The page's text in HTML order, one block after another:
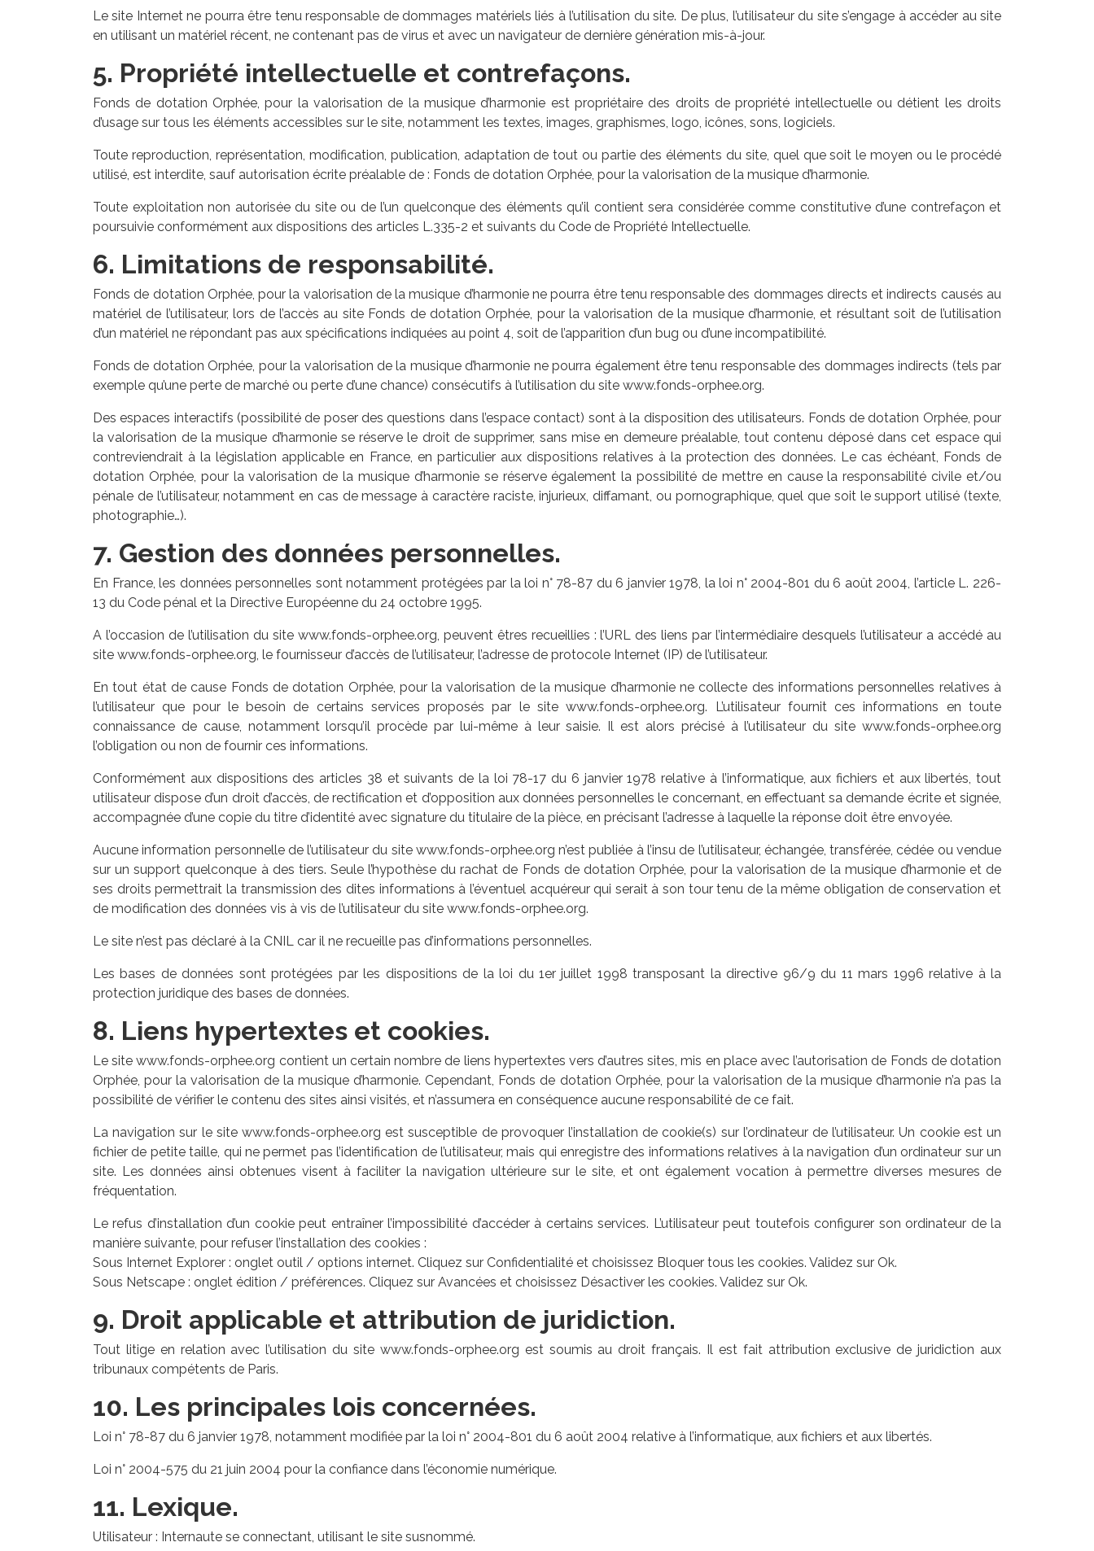
Le site Internet ne pourra être tenu responsable de dommages matériels liés à l’utilisation du site. De plus, l’utilisateur du site s’engage à accéder au site
en utilisant un matériel récent, ne contenant pas de virus et avec un navigateur de dernière génération mis-à-jour.
5. Propriété intellectuelle et contrefaçons.
Fonds de dotation Orphée, pour la valorisation de la musique d’harmonie est propriétaire des droits de propriété intellectuelle ou détient les droits
d’usage sur tous les éléments accessibles sur le site, notamment les textes, images, graphismes, logo, icônes, sons, logiciels.
Toute reproduction, représentation, modification, publication, adaptation de tout ou partie des éléments du site, quel que soit le moyen ou le procédé
utilisé, est interdite, sauf autorisation écrite préalable de : Fonds de dotation Orphée, pour la valorisation de la musique d’harmonie.
Toute exploitation non autorisée du site ou de l’un quelconque des éléments qu’il contient sera considérée comme constitutive d’une contrefaçon et
poursuivie conformément aux dispositions des articles L.335-2 et suivants du Code de Propriété Intellectuelle.
6. Limitations de responsabilité.
Fonds de dotation Orphée, pour la valorisation de la musique d’harmonie ne pourra être tenu responsable des dommages directs et indirects causés au
matériel de l’utilisateur, lors de l’accès au site Fonds de dotation Orphée, pour la valorisation de la musique d’harmonie, et résultant soit de l’utilisation
d’un matériel ne répondant pas aux spécifications indiquées au point 4, soit de l’apparition d’un bug ou d’une incompatibilité.
Fonds de dotation Orphée, pour la valorisation de la musique d’harmonie ne pourra également être tenu responsable des dommages indirects (tels par
exemple qu’une perte de marché ou perte d’une chance) consécutifs à l’utilisation du site www.fonds-orphee.org.
Des espaces interactifs (possibilité de poser des questions dans l’espace contact) sont à la disposition des utilisateurs. Fonds de dotation Orphée, pour
la valorisation de la musique d’harmonie se réserve le droit de supprimer, sans mise en demeure préalable, tout contenu déposé dans cet espace qui
contreviendrait à la législation applicable en France, en particulier aux dispositions relatives à la protection des données. Le cas échéant, Fonds de
dotation Orphée, pour la valorisation de la musique d’harmonie se réserve également la possibilité de mettre en cause la responsabilité civile et/ou
pénale de l’utilisateur, notamment en cas de message à caractère raciste, injurieux, diffamant, ou pornographique, quel que soit le support utilisé (texte,
photographie…).
7. Gestion des données personnelles.
En France, les données personnelles sont notamment protégées par la loi n° 78-87 du 6 janvier 1978, la loi n° 2004-801 du 6 août 2004, l’article L. 226-
13 du Code pénal et la Directive Européenne du 24 octobre 1995.
A l’occasion de l’utilisation du site www.fonds-orphee.org, peuvent êtres recueillies : l’URL des liens par l’intermédiaire desquels l’utilisateur a accédé au
site www.fonds-orphee.org, le fournisseur d’accès de l’utilisateur, l’adresse de protocole Internet (IP) de l’utilisateur.
En tout état de cause Fonds de dotation Orphée, pour la valorisation de la musique d’harmonie ne collecte des informations personnelles relatives à
l’utilisateur que pour le besoin de certains services proposés par le site www.fonds-orphee.org. L’utilisateur fournit ces informations en toute
connaissance de cause, notamment lorsqu’il procède par lui-même à leur saisie. Il est alors précisé à l’utilisateur du site www.fonds-orphee.org
l’obligation ou non de fournir ces informations.
Conformément aux dispositions des articles 38 et suivants de la loi 78-17 du 6 janvier 1978 relative à l’informatique, aux fichiers et aux libertés, tout
utilisateur dispose d’un droit d’accès, de rectification et d’opposition aux données personnelles le concernant, en effectuant sa demande écrite et signée,
accompagnée d’une copie du titre d’identité avec signature du titulaire de la pièce, en précisant l’adresse à laquelle la réponse doit être envoyée.
Aucune information personnelle de l’utilisateur du site www.fonds-orphee.org n’est publiée à l’insu de l’utilisateur, échangée, transférée, cédée ou vendue
sur un support quelconque à des tiers. Seule l’hypothèse du rachat de Fonds de dotation Orphée, pour la valorisation de la musique d’harmonie et de
ses droits permettrait la transmission des dites informations à l’éventuel acquéreur qui serait à son tour tenu de la même obligation de conservation et
de modification des données vis à vis de l’utilisateur du site www.fonds-orphee.org.
Le site n’est pas déclaré à la CNIL car il ne recueille pas d’informations personnelles.
Les bases de données sont protégées par les dispositions de la loi du 1er juillet 1998 transposant la directive 96/9 du 11 mars 1996 relative à la
protection juridique des bases de données.
8. Liens hypertextes et cookies.
Le site www.fonds-orphee.org contient un certain nombre de liens hypertextes vers d’autres sites, mis en place avec l’autorisation de Fonds de dotation
Orphée, pour la valorisation de la musique d’harmonie. Cependant, Fonds de dotation Orphée, pour la valorisation de la musique d’harmonie n’a pas la
possibilité de vérifier le contenu des sites ainsi visités, et n’assumera en conséquence aucune responsabilité de ce fait.
La navigation sur le site www.fonds-orphee.org est susceptible de provoquer l’installation de cookie(s) sur l’ordinateur de l’utilisateur. Un cookie est un
fichier de petite taille, qui ne permet pas l’identification de l’utilisateur, mais qui enregistre des informations relatives à la navigation d’un ordinateur sur un
site. Les données ainsi obtenues visent à faciliter la navigation ultérieure sur le site, et ont également vocation à permettre diverses mesures de
fréquentation.
Le refus d’installation d’un cookie peut entraîner l’impossibilité d’accéder à certains services. L’utilisateur peut toutefois configurer son ordinateur de la
manière suivante, pour refuser l’installation des cookies :
Sous Internet Explorer : onglet outil / options internet. Cliquez sur Confidentialité et choisissez Bloquer tous les cookies. Validez sur Ok.
Sous Netscape : onglet édition / préférences. Cliquez sur Avancées et choisissez Désactiver les cookies. Validez sur Ok.
9. Droit applicable et attribution de juridiction.
Tout litige en relation avec l’utilisation du site www.fonds-orphee.org est soumis au droit français. Il est fait attribution exclusive de juridiction aux
tribunaux compétents de Paris.
10. Les principales lois concernées.
Loi n° 78-87 du 6 janvier 1978, notamment modifiée par la loi n° 2004-801 du 6 août 2004 relative à l’informatique, aux fichiers et aux libertés.
Loi n° 2004-575 du 21 juin 2004 pour la confiance dans l’économie numérique.
11. Lexique.
Utilisateur : Internaute se connectant, utilisant le site susnommé.